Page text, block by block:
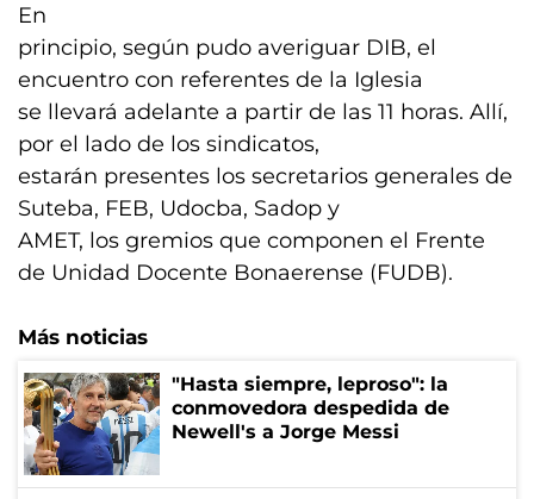
En
principio, según pudo averiguar DIB, el
encuentro con referentes de la Iglesia
se llevará adelante a partir de las 11 horas. Allí,
por el lado de los sindicatos,
estarán presentes los secretarios generales de
Suteba, FEB, Udocba, Sadop y
AMET, los gremios que componen el Frente
de Unidad Docente Bonaerense (FUDB).
Más noticias
"Hasta siempre, leproso": la
conmovedora despedida de
Newell's a Jorge Messi